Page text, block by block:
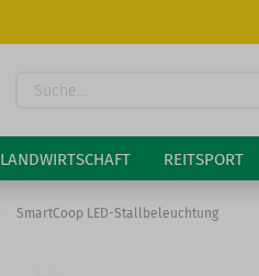
LANDWIRTSCHAFT REITSPORT
SmartCoop LED-Stallbeleuchtung